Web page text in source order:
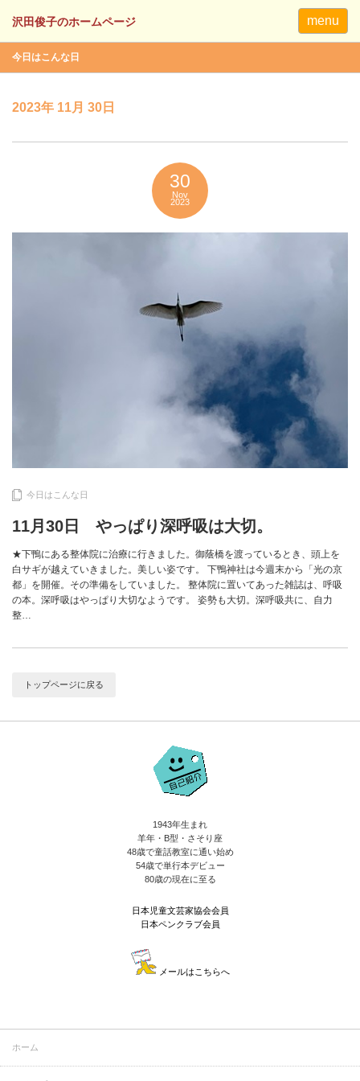
menu
今日はこんな日
2023年 11月 30日
30
Nov
2023
今日はこんな日
11月30日 やっぱり深呼吸は大切。
★下鴨にある整体院に治療に行きました。御蔭橋を渡っているとき、頭上を
白サギが越えていきました。美しい姿です。 下鴨神社は今週末から「光の京
都」を開催。その準備をしていました。 整体院に置いてあった雑誌は、呼吸
の本。深呼吸はやっぱり大切なようです。 姿勢も大切。深呼吸共に、自力
整…
トップページに戻る
1943年生まれ
羊年・B型・さそり座
48歳で童話教室に通い始め
54歳で単行本デビュー
80歳の現在に至る
日本児童文芸家協会会員
日本ペンクラブ会員
メールはこちらへ
ホーム